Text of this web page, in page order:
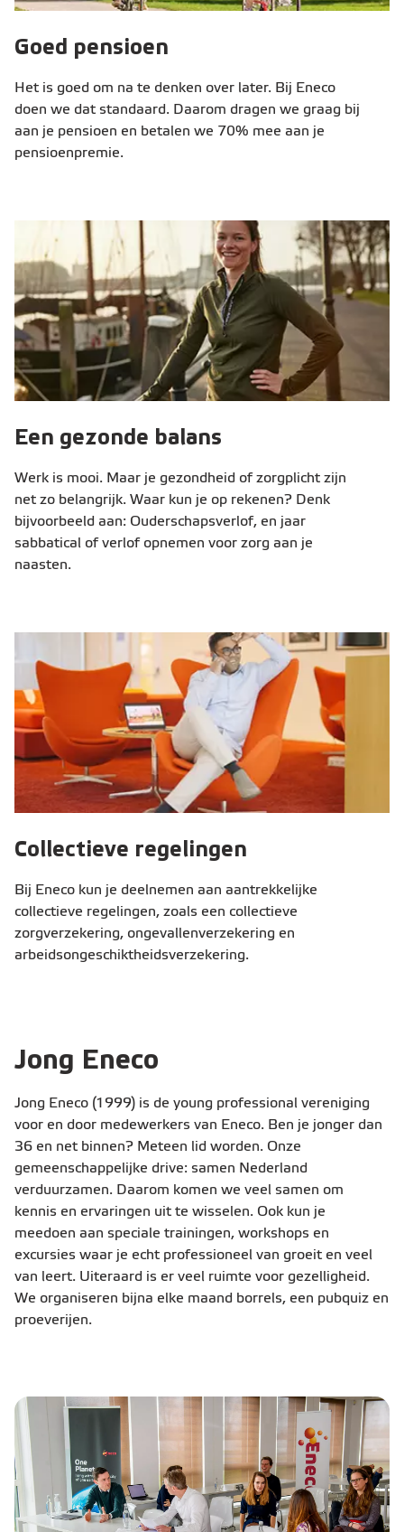
Goed pensioen
Het is goed om na te denken over later. Bij Eneco
doen we dat standaard. Daarom dragen we graag bij
aan je pensioen en betalen we 70% mee aan je
pensioenpremie.
Een gezonde balans
Werk is mooi. Maar je gezondheid of zorgplicht zijn
net zo belangrijk. Waar kun je op rekenen? Denk
bijvoorbeeld aan: Ouderschapsverlof, en jaar
sabbatical of verlof opnemen voor zorg aan je
naasten.
Collectieve regelingen
Bij Eneco kun je deelnemen aan aantrekkelijke
collectieve regelingen, zoals een collectieve
zorgverzekering, ongevallenverzekering en
arbeidsongeschiktheidsverzekering.
Jong Eneco
Jong Eneco (1999) is de young professional vereniging
voor en door medewerkers van Eneco. Ben je jonger dan
36 en net binnen? Meteen lid worden. Onze
gemeenschappelijke drive: samen Nederland
verduurzamen. Daarom komen we veel samen om
kennis en ervaringen uit te wisselen. Ook kun je
meedoen aan speciale trainingen, workshops en
excursies waar je echt professioneel van groeit en veel
van leert. Uiteraard is er veel ruimte voor gezelligheid.
We organiseren bijna elke maand borrels, een pubquiz en
proeverijen.